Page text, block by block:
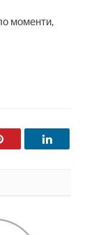
моменти,
Pinterest LinkedIn